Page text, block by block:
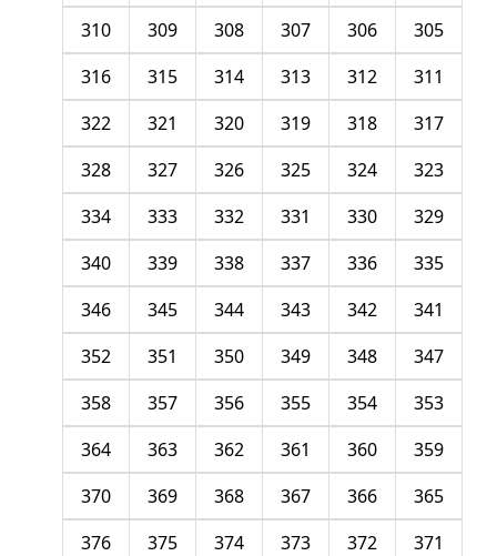
305
306
307
308
309
310
311
312
313
314
315
316
317
318
319
320
321
322
323
324
325
326
327
328
329
330
331
332
333
334
335
336
337
338
339
340
341
342
343
344
345
346
347
348
349
350
351
352
353
354
355
356
357
358
359
360
361
362
363
364
365
366
367
368
369
370
371
372
373
374
375
376